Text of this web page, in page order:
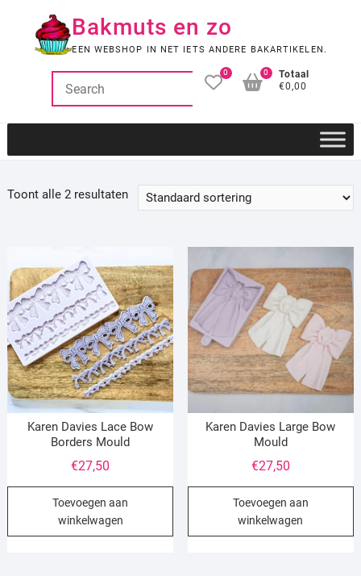
Bakmuts en zo
EEN WEBSHOP IN NET IETS ANDERE BAKARTIKELEN.
0
Totaal
€0,00
0
Toont alle 2 resultaten
Karen Davies Lace Bow
Borders Mould
€27,50
Toevoegen aan
winkelwagen
Karen Davies Large Bow
Mould
€27,50
Toevoegen aan
winkelwagen